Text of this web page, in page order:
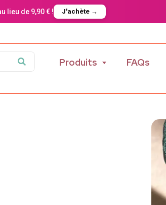
lieu de 9,90 € ! J'achète →
Produits FAQs